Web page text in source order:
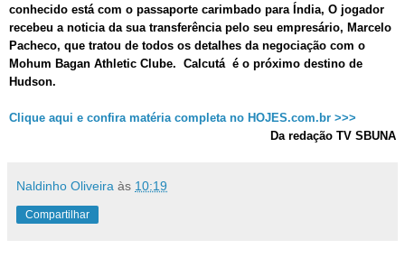
conhecido está com o passaporte carimbado para Índia, O jogador
recebeu a noticia da sua transferência pelo seu empresário, Marcelo
Pacheco, que tratou de todos os detalhes da negociação com o
Mohum Bagan Athletic Clube. Calcutá é o próximo destino de
Hudson.
Clique aqui e confira matéria completa no HOJES.com.br >>>
Da redação TV SBUNA
Naldinho Oliveira às 10:19
Compartilhar